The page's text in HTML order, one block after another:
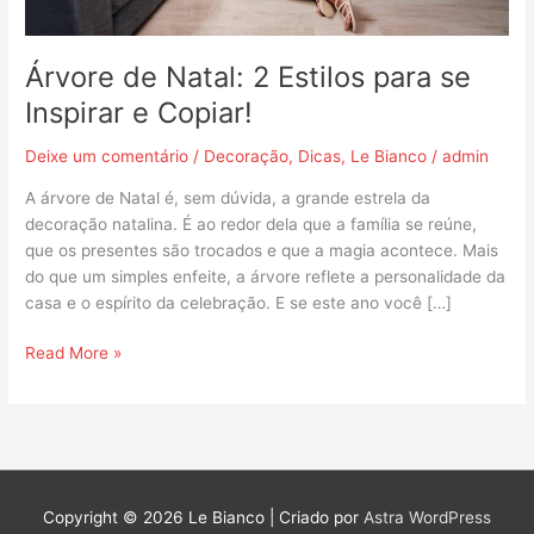
Árvore de Natal: 2 Estilos para se
Inspirar e Copiar!
Deixe um comentário / Decoração, Dicas, Le Bianco /admin
A árvore de Natal é, sem dúvida, a grande estrela da
decoração natalina. É ao redor dela que a família se reúne,
que os presentes são trocados e que a magia acontece. Mais
do que um simples enfeite, a árvore reflete a personalidade da
casa e o espírito da celebração. E se este ano você […]
Read More »
Copyright © 2026 Le Bianco | Criado por Astra WordPress